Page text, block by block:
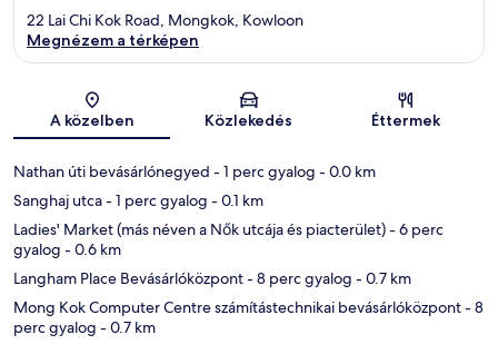
Térkép
22 Lai Chi Kok Road, Mongkok, Kowloon
Megnézem a térképen
A közelben Közlekedés Éttermek
Nathan úti bevásárlónegyed - 1 perc gyalog - 0.0 km
Sanghaj utca- 1 perc gyalog - 0.1 km
Ladies' Market (más néven a Nők utcája és piacterület)- 6 perc
gyalog - 0.6 km
Langham Place Bevásárlóközpont- 8 perc gyalog - 0.7 km
Mong Kok Computer Centre számítástechnikai bevásárlóközpont- 8
perc gyalog - 0.7 km